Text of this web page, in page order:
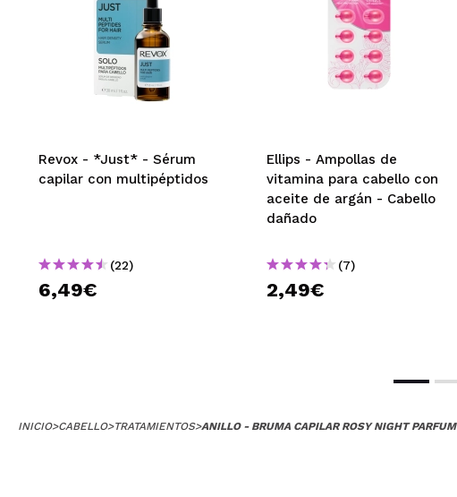
Revox - *Just* - Sérum
capilar con multipéptidos
(22)
6,49€
Ellips - Ampollas de
vitamina para cabello con
aceite de argán - Cabello
dañado
(7)
2,49€
INICIO>CABELLO>TRATAMIENTOS>ANILLO - BRUMA CAPILAR ROSY NIGHT PARFUM